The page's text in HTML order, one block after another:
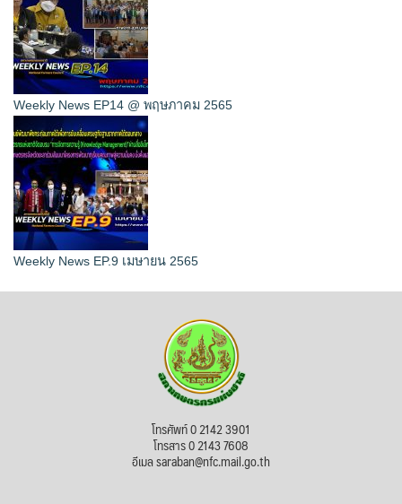
Weekly News EP14 @ พฤษภาคม 2565
Weekly News EP.9 เมษายน 2565
โทรศัพท์ 0 2142 3901
โทรสาร 0 2143 7608
อีเมล saraban@nfc.mail.go.th